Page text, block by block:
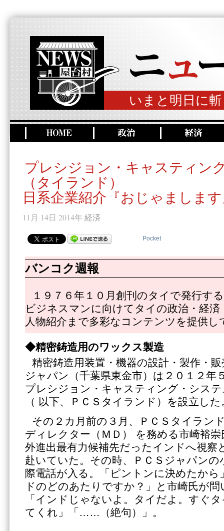
いまと明日に
プレシジョン・キャスティン
（タイランド）
日系企業紹介『おじゃましま
11月 14日 2014年 経済
Pocket
バンコク週報
１９７６年１０月創刊のタイで発行す
ビジネスマンに向けてタイの政治・経
人物紹介まで多彩なコンテンツを提供し
◆精密鋳造用のワックス製造
精密鋳造用装置・機器の設計・製作・
ジャパン（千葉県東金市）は２０１２年
プレシジョン・キャスティング・シス
（ 以下、ＰＣＳタイランド）を設立した
その２カ月前の３月、ＰＣＳタイラン
ディレクター（ＭＤ） を務める市崎裕
外進出最有力候補先だったインドへ視察
赴いていた。その時、ＰＣＳジャパンの
際電話が入る。「ピントンに決めたか
ドのどのあたりですか？」と市崎氏が
「インドじゃないよ。タイだよ。すぐ
てくれ」「……（絶句）」。